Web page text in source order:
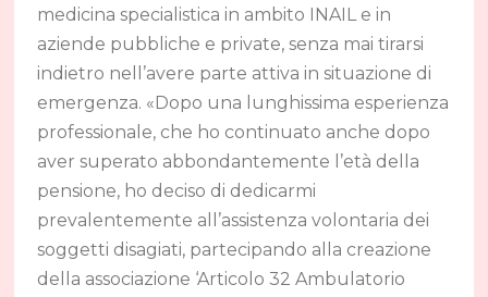
medicina specialistica in ambito INAIL e in
aziende pubbliche e private, senza mai tirarsi
indietro nell’avere parte attiva in situazione di
emergenza. «Dopo una lunghissima esperienza
professionale, che ho continuato anche dopo
aver superato abbondantemente l’età della
pensione, ho deciso di dedicarmi
prevalentemente all’assistenza volontaria dei
soggetti disagiati, partecipando alla creazione
della associazione ‘Articolo 32 Ambulatorio